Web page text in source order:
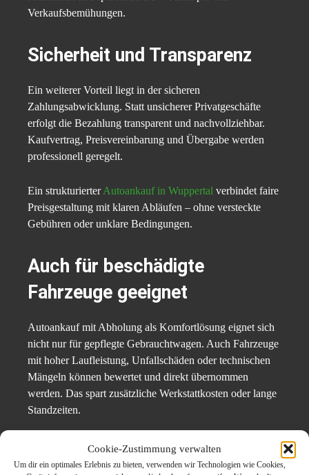
Cookie-Zustimmung verwalten
Um dir ein optimales Erlebnis zu bieten, verwenden wir Technologien wie Cookies,
Verkaufsbemühungen.
Sicherheit und Transparenz
Ein weiterer Vorteil liegt in der sicheren
Zahlungsabwicklung. Statt unsicherer Privatgeschäfte
erfolgt die Bezahlung transparent und nachvollziehbar.
Kaufvertrag, Preisvereinbarung und Übergabe werden
professionell geregelt.
Ein strukturierterAutoankauf in Wuppertal verbindet faire
Preisgestaltung mit klaren Abläufen – ohne versteckte
Gebühren oder unklare Bedingungen.
Auch für beschädigte
Fahrzeuge geeignet
Autoankauf mit Abholung als Komfortlösung eignet sich
nicht nur für gepflegte Gebrauchtwagen. Auch Fahrzeuge
mit hoher Laufleistung, Unfallschäden oder technischen
Mängeln können bewertet und direkt übernommen
werden. Das spart zusätzliche Werkstattkosten oder lange
Standzeiten.
Die Abholung erfolgt unabhängig vom Zustand des
Fahrzeugs – ein deutlicher Vorteil für Halter, die sich nicht